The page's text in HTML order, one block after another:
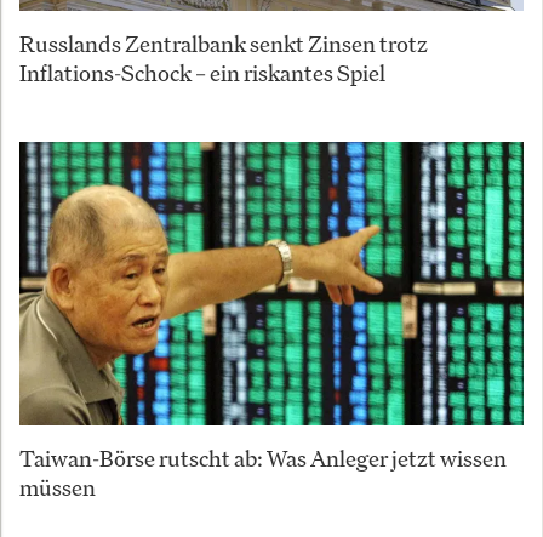
Russlands Zentralbank senkt Zinsen trotz
Inflations-Schock – ein riskantes Spiel
Taiwan-Börse rutscht ab: Was Anleger jetzt wissen
müssen